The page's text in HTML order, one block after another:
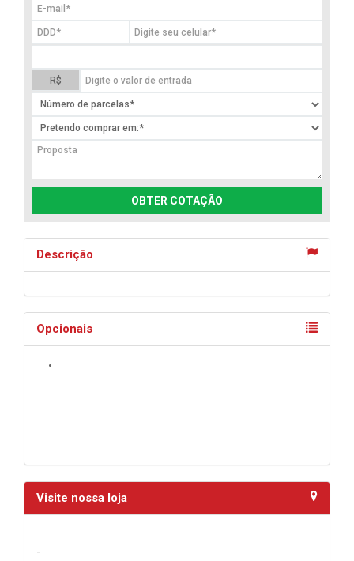
R$
OBTER COTAÇÃO
Descrição
Opcionais
•
Visite nossa loja
-